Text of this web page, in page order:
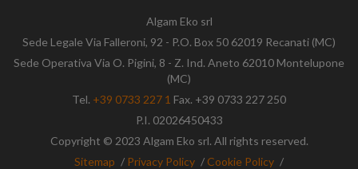
Algam Eko srl
Sede Legale Via Falleroni, 92 - P.O. Box 50 62019 Recanati (MC)
Sede Operativa Via O. Pigini, 8 - Z. Ind. Aneto 62010 Montelupone
(MC)
Tel. +39 0733 227 1 Fax. +39 0733 227 250
P.I. 02026450433
Copyright © 2023 Algam Eko srl. All rights reserved.
Sitemap / Privacy Policy / Cookie Policy /